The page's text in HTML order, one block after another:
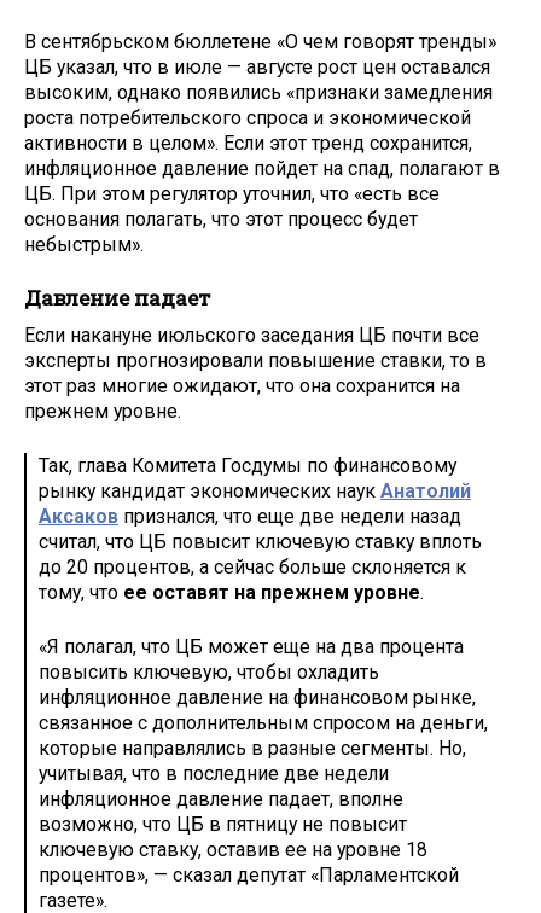
В сентябрьском бюллетене «О чем говорят тренды»
ЦБ указал, что в июле — августе рост цен оставался
высоким, однако появились «признаки замедления
роста потребительского спроса и экономической
активности в целом». Если этот тренд сохранится,
инфляционное давление пойдет на спад, полагают в
ЦБ. При этом регулятор уточнил, что «есть все
основания полагать, что этот процесс будет
небыстрым».
Давление падает
Если накануне июльского заседания ЦБ почти все
эксперты прогнозировали повышение ставки, то в
этот раз многие ожидают, что она сохранится на
прежнем уровне.
Так, глава Комитета Госдумы по финансовому
рынку кандидат экономических наук Анатолий
Аксаков признался, что еще две недели назад
считал, что ЦБ повысит ключевую ставку вплоть
до 20 процентов, а сейчас больше склоняется к
тому, что ее оставят на прежнем уровне.
«Я полагал, что ЦБ может еще на два процента
повысить ключевую, чтобы охладить
инфляционное давление на финансовом рынке,
связанное с дополнительным спросом на деньги,
которые направлялись в разные сегменты. Но,
учитывая, что в последние две недели
инфляционное давление падает, вполне
возможно, что ЦБ в пятницу не повысит
ключевую ставку, оставив ее на уровне 18
процентов», — сказал депутат «Парламентской
газете».